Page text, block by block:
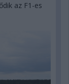
az F1-es